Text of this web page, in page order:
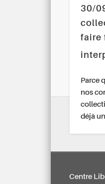
30/
faire
Parce
nos
déjà
Centre